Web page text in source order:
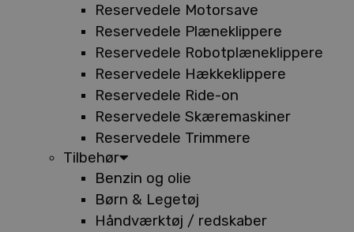
Reservedele Motorsave
Reservedele Plæneklippere
Reservedele Robotplæneklippere
Reservedele Hækkeklippere
Reservedele Ride-on
Reservedele Skæremaskiner
Reservedele Trimmere
Tilbehør
Benzin og olie
Børn & Legetøj
Håndværktøj / redskaber